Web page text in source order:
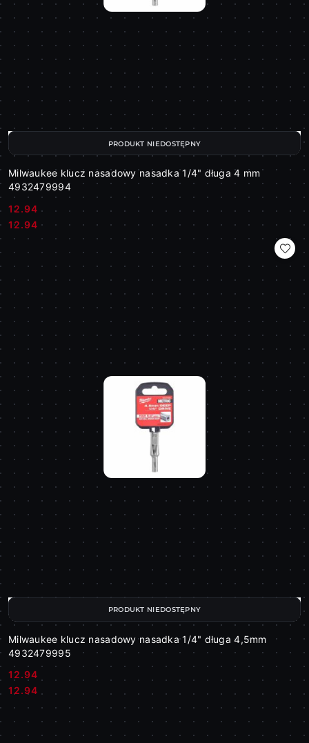
Milwaukee klucz nasadowy nasadka 1/4" długa 4 mm
4932479994
Cena:
12.94
Cena:
12.94
PRODUKT NIEDOSTĘPNY
Milwaukee klucz nasadowy nasadka 1/4" długa 4,5mm
4932479995
Cena:
12.94
Cena:
12.94
PRODUKT NIEDOSTĘPNY